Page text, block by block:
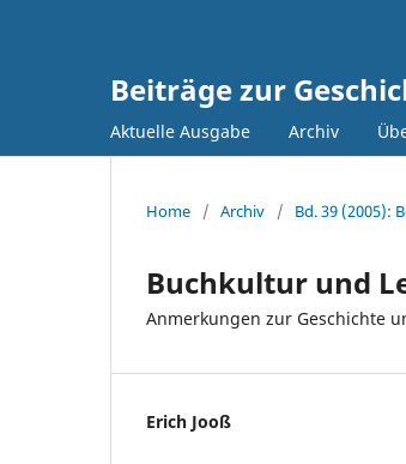
Beiträge zur
Aktuelle Ausgabe Archiv
Home / Archiv / Bd. 39 (2005):
Buchkultur und
Anmerkungen zur Geschichte
Erich Jooß